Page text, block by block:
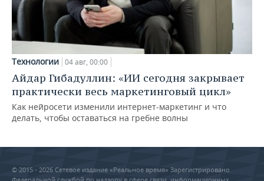
Технологии 04 авг, 00:00
Айдар Гибадуллин: «ИИ сегодня закрывает
практически весь маркетинговый цикл»
Как нейросети изменили интернет-маркетинг и что
делать, чтобы оставаться на гребне волны
© 2015 - 2026 Сетевое издание «Реальное время» Зарегистрировано